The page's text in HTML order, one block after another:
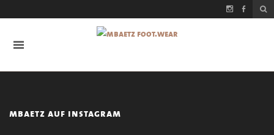
mbaetz auf instagram